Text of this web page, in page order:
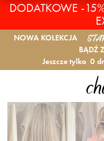
DODATKOWE -
NOWA KOLEKCJA
BĄDŹ
Jeszcze tylko 0